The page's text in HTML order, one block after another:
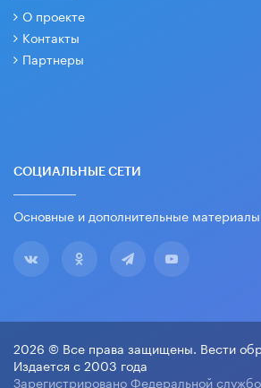
О проекте
Контакты
Партнеры
СОЦИАЛЬНЫЕ СЕТИ
Основные и дополнительные
2026 © Все права защищены. Вести
Издается с 2003 года
Зарегистрировано Федеральной